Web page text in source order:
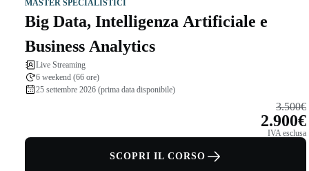
MASTER SPECIALISTICI
Big Data, Intelligenza Artificiale e
Business Analytics
Live Streaming
6 weekend (66 ore)
25 settembre 2026 (prima data disponibile)
3.500€
2.900€
IVA esclusa
SCOPRI IL CORSO